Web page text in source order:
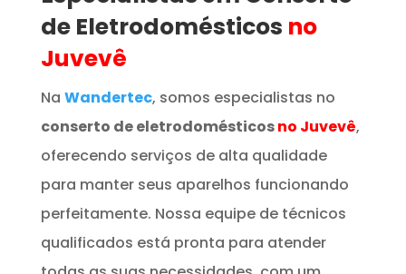
de Eletrodomésticos no
Juvevê
Na Wandertec, somos especialistas no
conserto de eletrodomésticosno Juvevê,
oferecendo serviços de alta qualidade
para manter seus aparelhos funcionando
perfeitamente. Nossa equipe de técnicos
qualificados está pronta para atender